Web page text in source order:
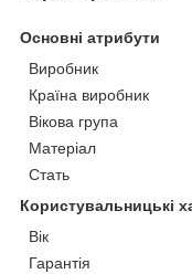
Основні атрибути
Виробник
Країна виробник
Вікова група
Матеріал
Стать
Користувальницькі
Вік
Гарантія